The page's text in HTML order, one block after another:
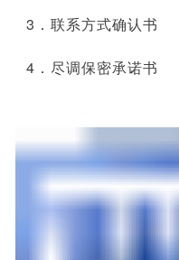
．联系方式确认书
．尽调保密承诺书